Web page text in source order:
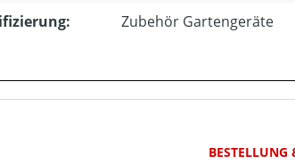
Zubehör Gartengeräte
BESTELLUNG